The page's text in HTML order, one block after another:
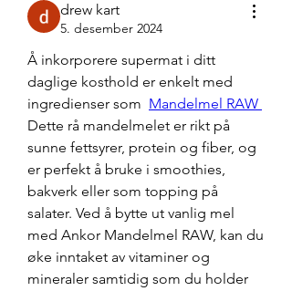
drew kart
5. desember 2024
Å inkorporere supermat i ditt
daglige kosthold er enkelt med
ingredienser som
Dette rå mandelmelet er rikt på
sunne fettsyrer, protein og fiber, og
er perfekt å bruke i smoothies,
bakverk eller som topping på
salater. Ved å bytte ut vanlig mel
med Ankor Mandelmel RAW, kan du
øke inntaket av vitaminer og
mineraler samtidig som du holder